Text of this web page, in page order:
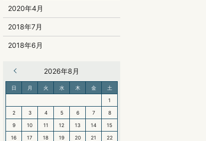
2020年4月
2018年7月
2018年6月
2026年8月
日 月 火 水 木 金 土
1
2 3 4 5 6 7 8
9 10 11 12 13 14 15
16 17 18 19 20 21 22